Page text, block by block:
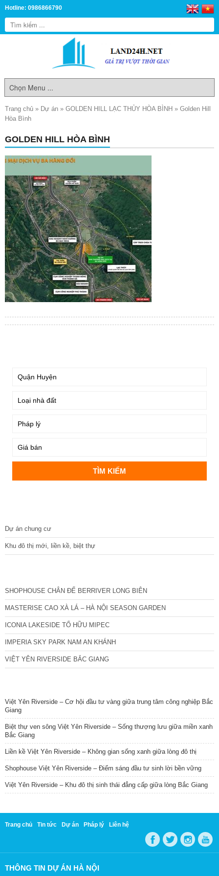
Hotline: 0986866790
Trang chủ » Dự án » GOLDEN HILL LẠC THỦY HÒA BÌNH » Golden Hill
Hòa Bình
GOLDEN HILL HÒA BÌNH
Dự án chung cư
Khu đô thị mới, liền kề, biệt thự
SHOPHOUSE CHÂN ĐẾ BERRIVER LONG BIÊN
MASTERISE CAO XÀ LÁ – HÀ NỘI SEASON GARDEN
ICONIA LAKESIDE TỐ HỮU MIPEC
IMPERIA SKY PARK NAM AN KHÁNH
VIỆT YÊN RIVERSIDE BẮC GIANG
Việt Yên Riverside – Cơ hội đầu tư vàng giữa trung tâm công nghiệp Bắc
Giang
Biệt thự ven sông Việt Yên Riverside – Sống thượng lưu giữa miền xanh
Bắc Giang
Liền kề Việt Yên Riverside – Không gian sống xanh giữa lòng đô thị
Shophouse Việt Yên Riverside – Điểm sáng đầu tư sinh lời bền vững
Việt Yên Riverside – Khu đô thị sinh thái đẳng cấp giữa lòng Bắc Giang
Trang chủ Tin tức Dự án Pháp lý Liên hệ
THÔNG TIN DỰ ÁN HÀ NỘI